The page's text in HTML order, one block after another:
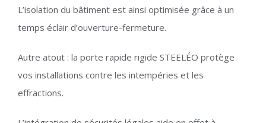
L’isolation du bâtiment est ainsi optimisée grâce à un
temps éclair d’ouverture-fermeture.
Autre atout : la porte rapide rigide STEELÉO protège
vos installations contre les intempéries et les
effractions.